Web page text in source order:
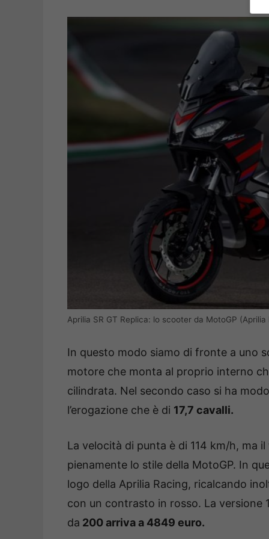
Aprilia SR GT Replica: lo scooter da MotoGP
In questo modo siamo di fronte a uno
motore che monta al proprio interno
cilindrata. Nel secondo caso si ha
l’erogazione che è di 17,7 cavalli.
La velocità di punta è di 114 km/h, ma
pienamente lo stile della MotoGP. In
logo della Aprilia Racing, ricalcando
con un contrasto in rosso. La versione
da 200 arriva a 4849 euro.